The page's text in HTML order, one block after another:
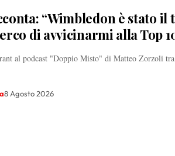
“Wimbledon è stato
di avvicinarmi alla Top
al podcast "Doppio Misto" di Matteo Zorzoli
8 Agosto 2026